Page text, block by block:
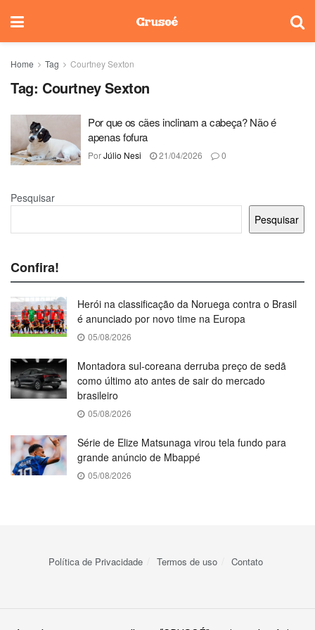
Home Tag Courtney Sexton
Tag: Courtney Sexton
Por que os cães inclinam a cabeça? Não é
apenas fofura
PorJúlio Nesi 21/04/2026 0
Pesquisar
Pesquisar
Confira!
Herói na classificação da Noruega contra o Brasil
é anunciado por novo time na Europa
05/08/2026
Montadora sul-coreana derruba preço de sedã
como último ato antes de sair do mercado
brasileiro
05/08/2026
Série de Elize Matsunaga virou tela fundo para
grande anúncio de Mbappé
05/08/2026
Política de Privacidade Termos de uso Contato